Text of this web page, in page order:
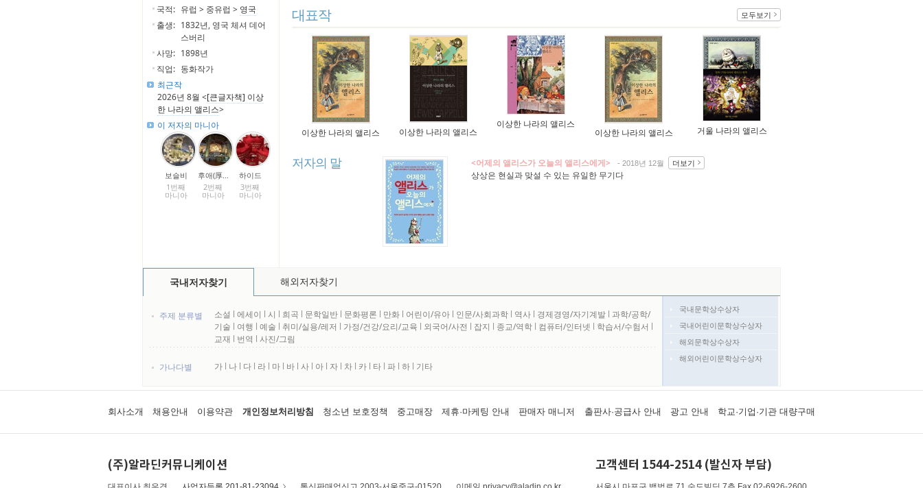
국적: 유럽 > 중유럽 > 영국
출생: 1832년, 영국 체셔 데어
스버리
사망: 1898년
직업: 동화작가
최근작
2026년 8월 <[큰글자책] 이상
한 나라의 앨리스>
이 저자의 마니아
보슬비
1번째
마니아
후애(厚...
2번째
마니아
하이드
3번째
마니아
대표작 모두보기
이상한 나라의 앨리스 이상한 나라의 앨리스
이상한 나라의 앨리스
이상한 나라의 앨리스 거울 나라의 앨리스
저자의 말 <어제의 앨리스가 오늘의 앨리스에게> - 2018년 12월 더보기
상상은 현실과 맞설 수 있는 유일한 무기다
국내저자찾기 해외저자찾기
주제 분류별 소설 l 에세이 l 시 l 희곡 l 문학일반 l 문화평론 l 만화 l 어린이/유아 l 인문/사회과학 l 역사 l 경제경영/자기계발 l 과학/공학/
기술 l 여행 l 예술 l 취미/실용/레저 l 가정/건강/요리/교육 l 외국어/사전 l 잡지 l 종교/역학 l 컴퓨터/인터넷 l 학습서/수험서 l
교재 l 번역 l 사진/그림
가나다별 가 l 나 l 다 l 라 l 마 l 바 l 사 l 아 l 자 l 차 l 카 l 타 l 파 l 하 l 기타
국내문학상수상자
국내어린이문학상수상자
해외문학상수상자
해외어린이문학상수상자
회사소개 채용안내 이용약관 개인정보처리방침 청소년 보호정책 중고매장 제휴·마케팅 안내 판매자 매니저 출판사·공급사 안내 광고 안내 학교·기업·기관 대량구매
(주)알라딘커뮤니케이션 고객센터 1544-2514 (발신자 부담)